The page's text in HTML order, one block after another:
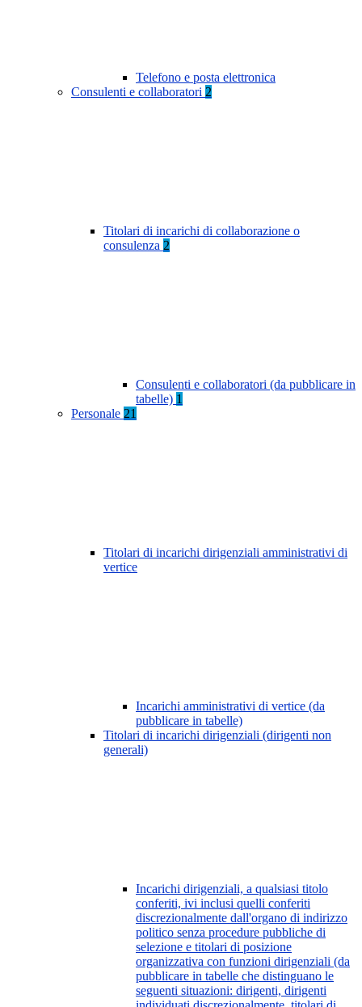
Telefono e posta elettronica
Consulenti e collaboratori 2
Titolari di incarichi di collaborazione o
consulenza 2
Consulenti e collaboratori (da pubblicare in
tabelle) 1
Personale 21
Titolari di incarichi dirigenziali amministrativi di
vertice
Incarichi amministrativi di vertice (da
pubblicare in tabelle)
Titolari di incarichi dirigenziali (dirigenti non
generali)
Incarichi dirigenziali, a qualsiasi titolo
conferiti, ivi inclusi quelli conferiti
discrezionalmente dall'organo di indirizzo
politico senza procedure pubbliche di
selezione e titolari di posizione
organizzativa con funzioni dirigenziali (da
pubblicare in tabelle che distinguano le
seguenti situazioni: dirigenti, dirigenti